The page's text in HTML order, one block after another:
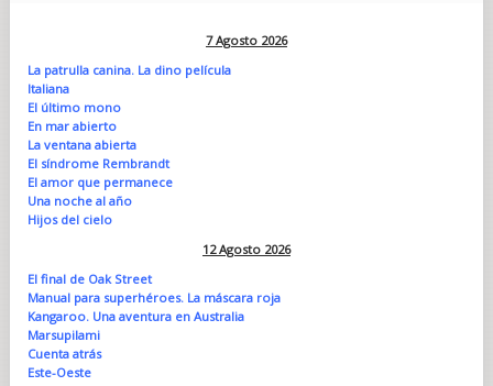
7 Agosto 2026
La patrulla canina. La dino película
Italiana
El último mono
En mar abierto
La ventana abierta
El síndrome Rembrandt
El amor que permanece
Una noche al año
Hijos del cielo
12 Agosto 2026
El final de Oak Street
Manual para superhéroes. La máscara roja
Kangaroo. Una aventura en Australia
Marsupilami
Cuenta atrás
Este-Oeste